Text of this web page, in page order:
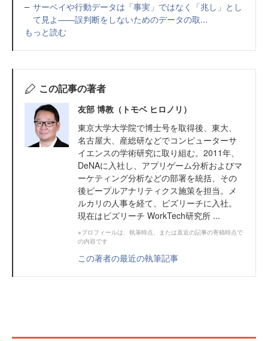
サーベイや行動データは「事実」ではなく「兆し」とし
て見よ——誤判断をしないためのデータの取...
もっと読む
この記事の著者
友部 博教（トモベ ヒロノリ）
東京大学大学院で博士号を取得後、東大、
名古屋大、産総研などでコンピューターサ
イエンスの学術研究に取り組む。2011年、
DeNAに入社し、アプリゲーム分析およびマ
ーケティング分析などの部署を統括、その
後ピープルアナリティクス施策を担当。メ
ルカリの人事を経て、ビズリーチに入社。
現在はビズリーチ WorkTech研究所 ...
※プロフィールは、執筆時点、または直近の記事の寄稿時点で
の内容です
この著者の最近の執筆記事